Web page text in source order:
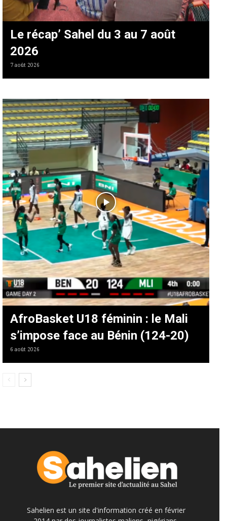
Le récap’ Sahel du 3 au 7 août
2026
7 août 2026
AfroBasket U18 féminin : le Mali
s’impose face au Bénin (124-20)
6 août 2026
Sahelien est un site d'information créé en février